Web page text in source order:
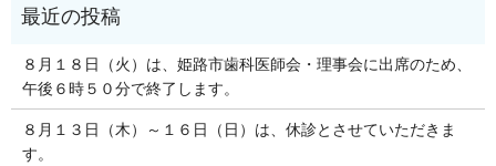
８月１８日（火）は、姫路市歯科医師会・理事会に出席のため、
午後６時５０分で終了します。
８月１３日（木）～１６日（日）は、休診とさせていただきま
す。